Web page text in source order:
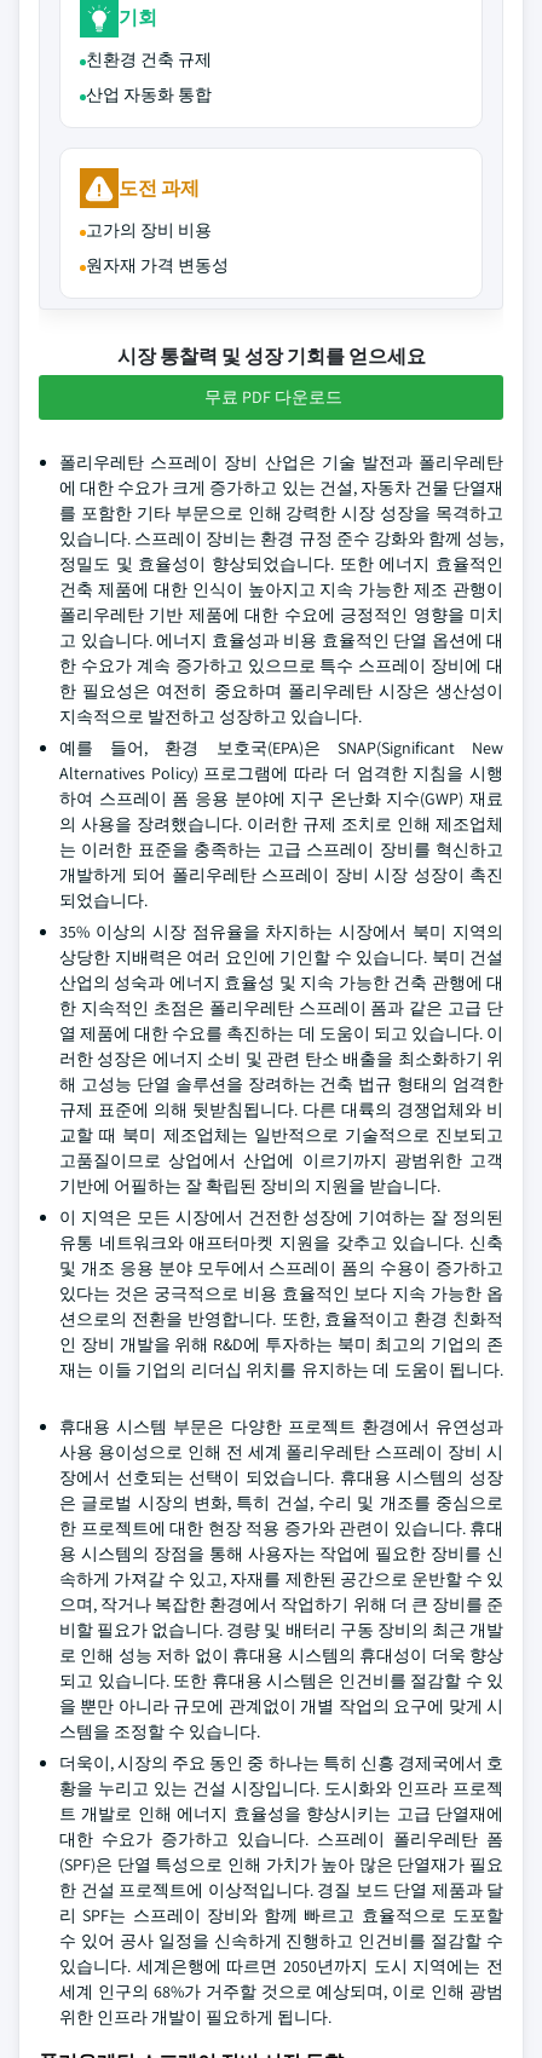
기회
친환경 건축 규제
산업 자동화 통합
도전 과제
고가의 장비 비용
원자재 가격 변동성
시장 통찰력 및 성장 기회를 얻으세요
무료 PDF 다운로드
폴리우레탄 스프레이 장비 산업은 기술 발전과 폴리우레탄
에 대한 수요가 크게 증가하고 있는 건설, 자동차 건물 단열재
를 포함한 기타 부문으로 인해 강력한 시장 성장을 목격하고
있습니다. 스프레이 장비는 환경 규정 준수 강화와 함께 성능,
정밀도 및 효율성이 향상되었습니다. 또한 에너지 효율적인
건축 제품에 대한 인식이 높아지고 지속 가능한 제조 관행이
폴리우레탄 기반 제품에 대한 수요에 긍정적인 영향을 미치
고 있습니다. 에너지 효율성과 비용 효율적인 단열 옵션에 대
한 수요가 계속 증가하고 있으므로 특수 스프레이 장비에 대
한 필요성은 여전히 중요하며 폴리우레탄 시장은 생산성이
지속적으로 발전하고 성장하고 있습니다.
예를 들어, 환경 보호국(EPA)은 SNAP(Significant New
Alternatives Policy) 프로그램에 따라 더 엄격한 지침을 시행
하여 스프레이 폼 응용 분야에 지구 온난화 지수(GWP) 재료
의 사용을 장려했습니다. 이러한 규제 조치로 인해 제조업체
는 이러한 표준을 충족하는 고급 스프레이 장비를 혁신하고
개발하게 되어 폴리우레탄 스프레이 장비 시장 성장이 촉진
되었습니다.
35% 이상의 시장 점유율을 차지하는 시장에서 북미 지역의
상당한 지배력은 여러 요인에 기인할 수 있습니다. 북미 건설
산업의 성숙과 에너지 효율성 및 지속 가능한 건축 관행에 대
한 지속적인 초점은 폴리우레탄 스프레이 폼과 같은 고급 단
열 제품에 대한 수요를 촉진하는 데 도움이 되고 있습니다. 이
러한 성장은 에너지 소비 및 관련 탄소 배출을 최소화하기 위
해 고성능 단열 솔루션을 장려하는 건축 법규 형태의 엄격한
규제 표준에 의해 뒷받침됩니다. 다른 대륙의 경쟁업체와 비
교할 때 북미 제조업체는 일반적으로 기술적으로 진보되고
고품질이므로 상업에서 산업에 이르기까지 광범위한 고객
기반에 어필하는 잘 확립된 장비의 지원을 받습니다.
이 지역은 모든 시장에서 건전한 성장에 기여하는 잘 정의된
유통 네트워크와 애프터마켓 지원을 갖추고 있습니다. 신축
및 개조 응용 분야 모두에서 스프레이 폼의 수용이 증가하고
있다는 것은 궁극적으로 비용 효율적인 보다 지속 가능한 옵
션으로의 전환을 반영합니다. 또한, 효율적이고 환경 친화적
인 장비 개발을 위해 R&D에 투자하는 북미 최고의 기업의 존
재는 이들 기업의 리더십 위치를 유지하는 데 도움이 됩니다.
휴대용 시스템 부문은 다양한 프로젝트 환경에서 유연성과
사용 용이성으로 인해 전 세계 폴리우레탄 스프레이 장비 시
장에서 선호되는 선택이 되었습니다. 휴대용 시스템의 성장
은 글로벌 시장의 변화, 특히 건설, 수리 및 개조를 중심으로
한 프로젝트에 대한 현장 적용 증가와 관련이 있습니다. 휴대
용 시스템의 장점을 통해 사용자는 작업에 필요한 장비를 신
속하게 가져갈 수 있고, 자재를 제한된 공간으로 운반할 수 있
으며, 작거나 복잡한 환경에서 작업하기 위해 더 큰 장비를 준
비할 필요가 없습니다. 경량 및 배터리 구동 장비의 최근 개발
로 인해 성능 저하 없이 휴대용 시스템의 휴대성이 더욱 향상
되고 있습니다. 또한 휴대용 시스템은 인건비를 절감할 수 있
을 뿐만 아니라 규모에 관계없이 개별 작업의 요구에 맞게 시
스템을 조정할 수 있습니다.
더욱이, 시장의 주요 동인 중 하나는 특히 신흥 경제국에서 호
황을 누리고 있는 건설 시장입니다. 도시화와 인프라 프로젝
트 개발로 인해 에너지 효율성을 향상시키는 고급 단열재에
대한 수요가 증가하고 있습니다. 스프레이 폴리우레탄 폼
(SPF)은 단열 특성으로 인해 가치가 높아 많은 단열재가 필요
한 건설 프로젝트에 이상적입니다. 경질 보드 단열 제품과 달
리 SPF는 스프레이 장비와 함께 빠르고 효율적으로 도포할
수 있어 공사 일정을 신속하게 진행하고 인건비를 절감할 수
있습니다. 세계은행에 따르면 2050년까지 도시 지역에는 전
세계 인구의 68%가 거주할 것으로 예상되며, 이로 인해 광범
위한 인프라 개발이 필요하게 됩니다.